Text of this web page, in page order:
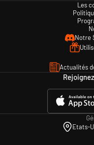
Les
Notre
Actualités
Etats-